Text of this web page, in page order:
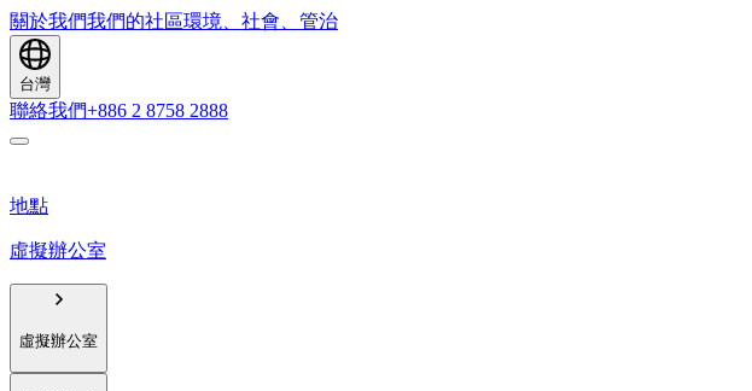
關於我們我們的社區環境、社會、管治
台灣
聯絡我們+886 2 8758 2888
地點
虛擬辦公室
虛擬辦公室